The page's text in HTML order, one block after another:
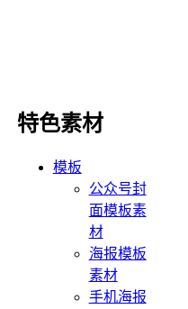
特色素材
模板
公众号封
面模板素
材
海报模板
素材
手机海报